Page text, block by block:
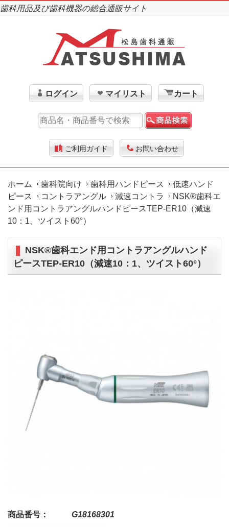
歯科用品及び歯科機器の総合通販サイト
ログイン マイリスト カート
ご利用ガイド お問い合わせ
ホーム 歯科院向け 歯科用ハンドピース
低速ハンド
ピース
コントラアングル 減速コントラ
NSK®歯科エ
ンド用コントラアングルハンドピースTEP-ER10（減速
10：1、ツイスト60°）
NSK®歯科エンド用コントラアングルハンド
ピースTEP-ER10（減速10：1、ツイスト60°）
商品番号：
G18168301